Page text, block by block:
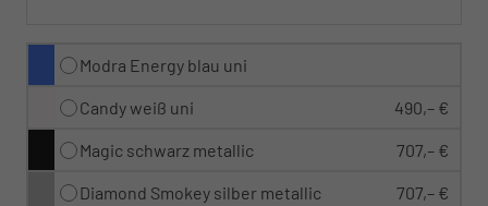
Modra Energy blau uni
Candy weiß uni 490,– €
Magic schwarz metallic 707,– €
Diamond Smokey silber metallic 707,– €